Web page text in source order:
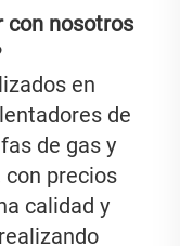
con nosotros
en
de
de gas y
con precios
calidad y